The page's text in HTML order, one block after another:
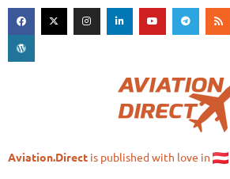
Aviation.Direct is published with love in